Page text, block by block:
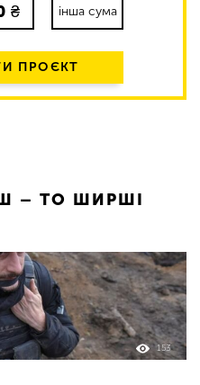
₴ інша сума
ПРОЄКТ
– ТО ШИРШІ
153